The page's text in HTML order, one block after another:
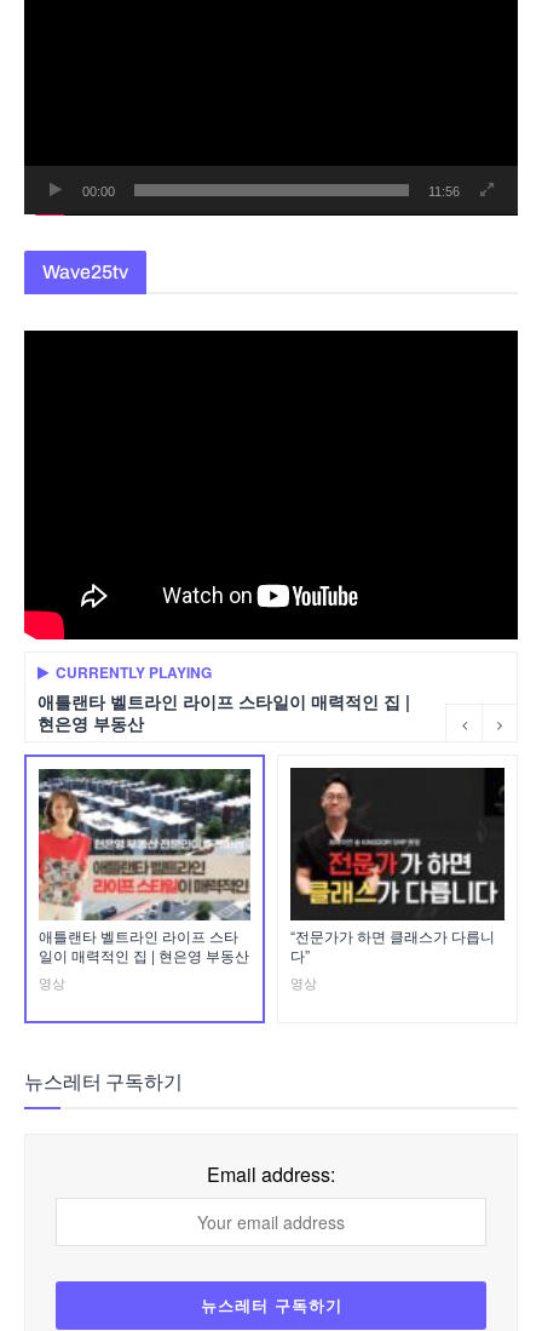
00:00 11:56
Wave25tv
CURRENTLY PLAYING
애틀랜타 벨트라인 라이프 스타일이 매력적인 집 |
현은영 부동산
애틀랜타 벨트라인 라이프 스타
일이 매력적인 집 | 현은영 부동산
영상
“전문가가 하면 클래스가 다릅니
다”
영상
뉴스레터 구독하기
Email address: